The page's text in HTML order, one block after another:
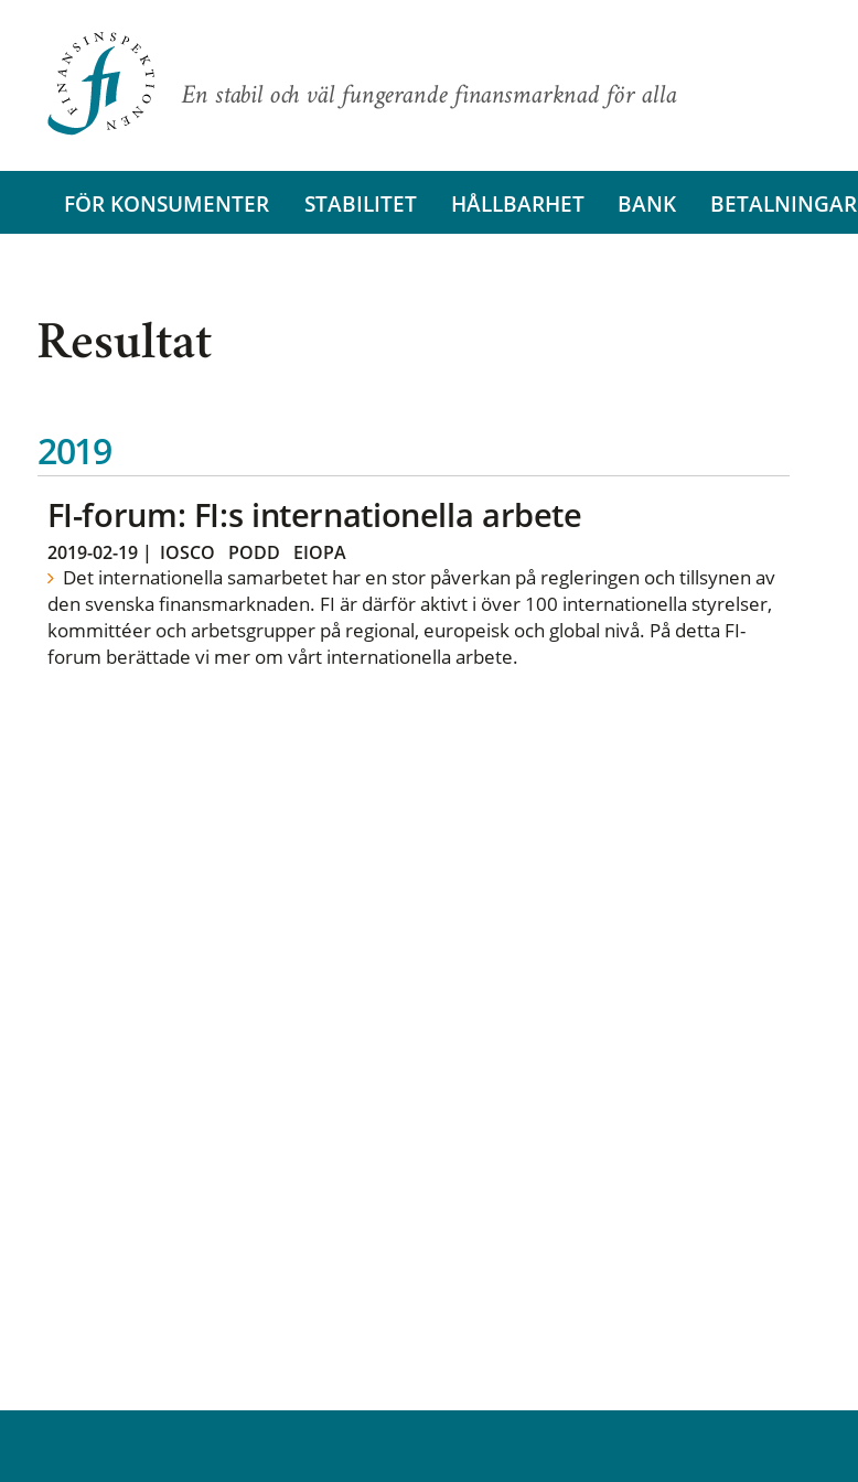
En stabil och väl fungerande finansmarknad för alla
FÖR KONSUMENTER STABILITET HÅLLBARHET BANK BETALNINGAR
Resultat
2019
FI-forum: FI:s internationella arbete
2019-02-19| IOSCO PODD EIOPA
Det internationella samarbetet har en stor påverkan på regleringen och tillsynen av
den svenska finansmarknaden. FI är därför aktivt i över 100 internationella styrelser,
kommittéer och arbetsgrupper på regional, europeisk och global nivå. På detta FI-
forum berättade vi mer om vårt internationella arbete.